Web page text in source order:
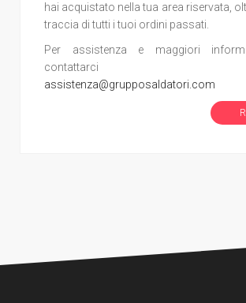
hai acquistato nella tua area riservata,
traccia di tutti i tuoi ordini passati.
Per assistenza e maggiori
contattarci
assistenza@grupposaldatori.com